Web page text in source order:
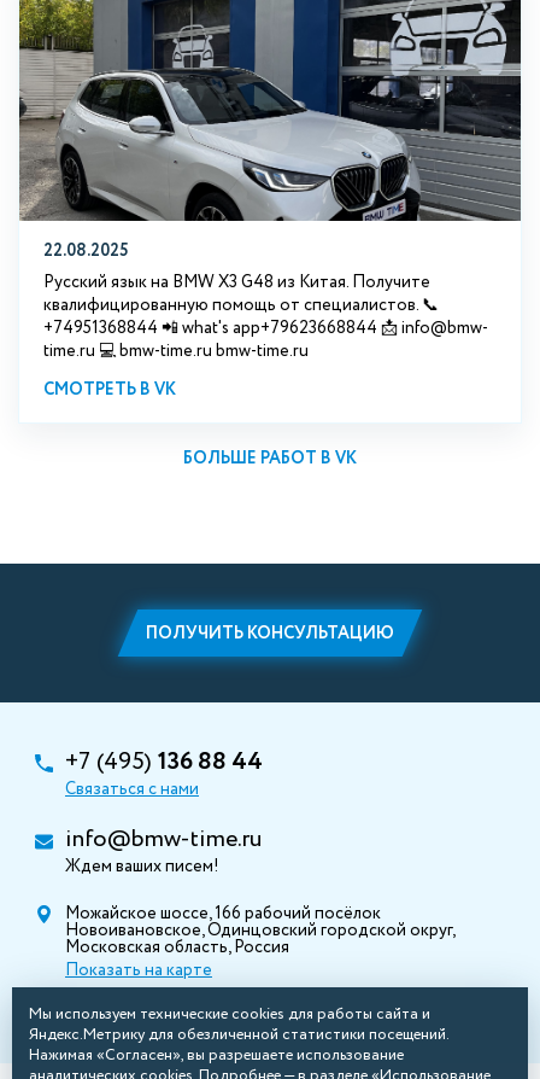
22.08.2025
Русский язык на BMW X3 G48 из Китая. Получите
квалифицированную помощь от специалистов. 📞
+74951368844 📲 what's app+79623668844 📩 info@bmw-
time.ru 💻 bmw-time.ru bmw-time.ru
СМОТРЕТЬ В VK
БОЛЬШЕ РАБОТ В VK
ПОЛУЧИТЬ КОНСУЛЬТАЦИЮ
+7 (495) 136 88 44
Связаться с нами
info@bmw-time.ru
Ждем ваших писем!
Можайское шоссе, 166 рабочий посёлок
Новоивановское, Одинцовский городской округ,
Московская область, Россия
Показать на карте
Мы используем технические cookies для работы сайта и
Яндекс.Метрику для обезличенной статистики посещений.
Нажимая «Согласен», вы разрешаете использование